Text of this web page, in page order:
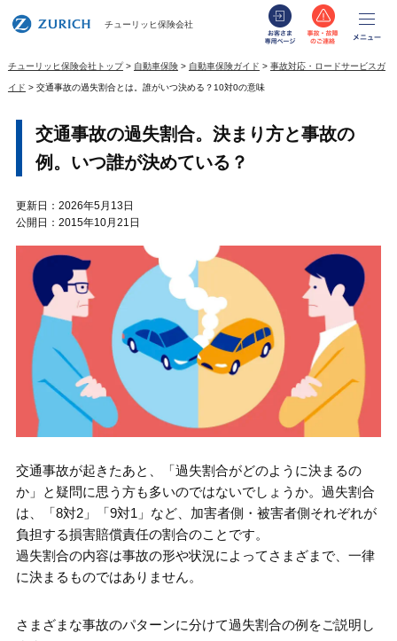
チューリッヒ保険会社
お客さま専用
事故・
チューリッヒ保険会社トップ 自動車保険 自動車保険ガイド 事故対応・ロードサービスガ
イド 交通事故の過失割合とは。誰がいつ決める？10対0の意味
交通事故の過失割合。決まり方と事故の
例。いつ誰が決めている？
更新日：2026年5月13日
公開日：2015年10月21日
交通事故が起きたあと、「過失割合がどのように決まるの
か」と疑問に思う方も多いのではないでしょうか。過失割合
は、「8対2」「9対1」など、加害者側・被害者側それぞれが
負担する損害賠償責任の割合のことです。
過失割合の内容は事故の形や状況によってさまざまで、一律
に決まるものではありません。
さまざまな事故のパターンに分けて過失割合の例をご説明し